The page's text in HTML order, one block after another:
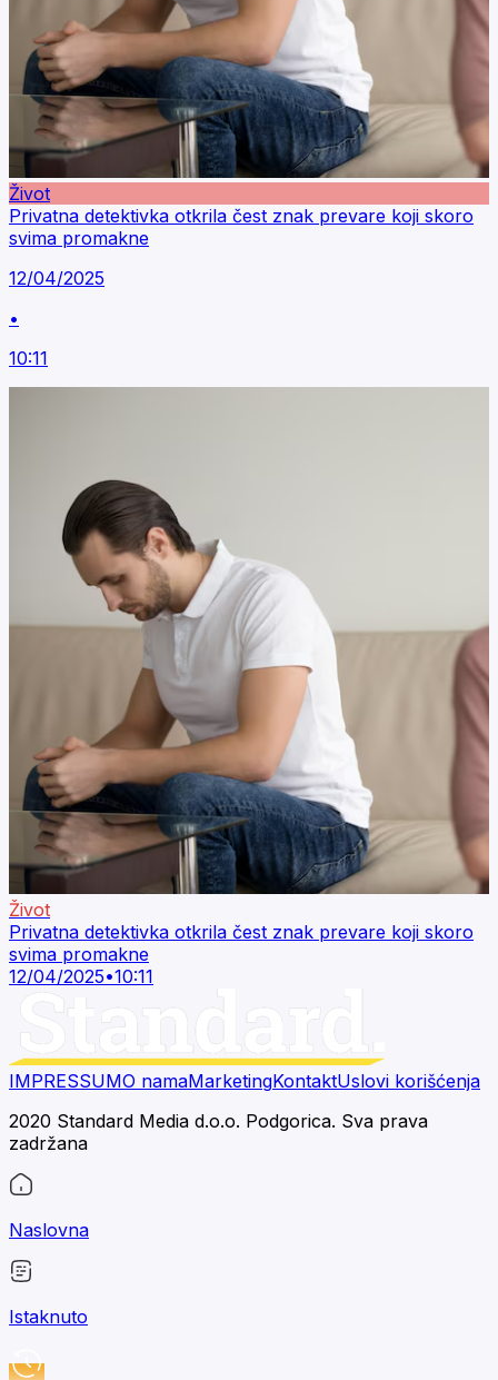
Život
Privatna detektivka otkrila čest znak prevare koji skoro
svima promakne
12/04/2025
•
10:11
Život
Privatna detektivka otkrila čest znak prevare koji skoro
svima promakne
12/04/2025•10:11
IMPRESSUMO namaMarketingKontaktUslovi korišćenja
2020 Standard Media d.o.o. Podgorica. Sva prava
zadržana
Naslovna
Istaknuto